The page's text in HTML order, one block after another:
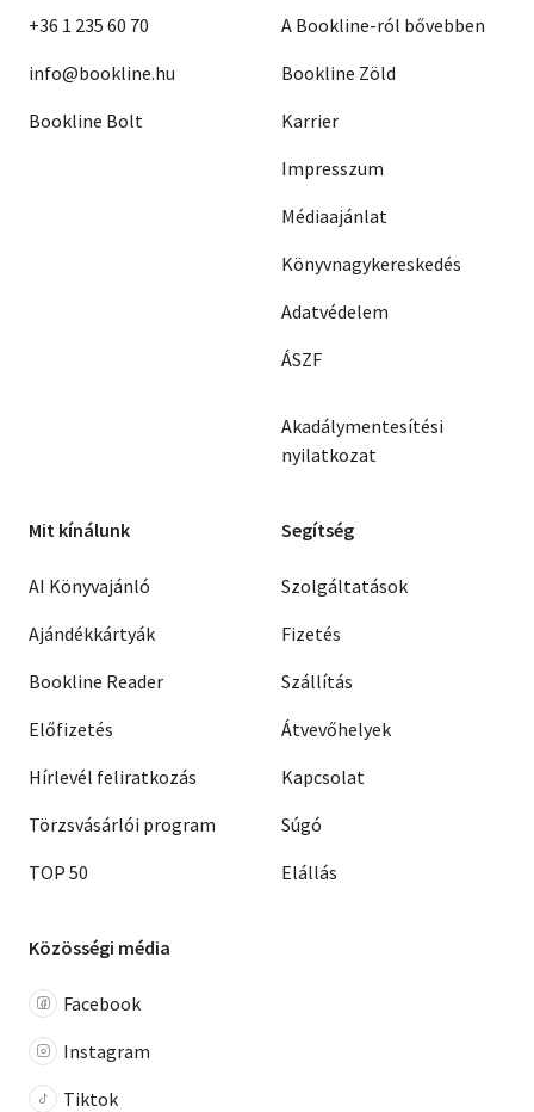
+36 1 235 60 70
info@bookline.hu
Bookline Bolt
A Bookline-ról bővebben
Bookline Zöld
Karrier
Impresszum
Médiaajánlat
Könyvnagykereskedés
Adatvédelem
ÁSZF
Akadálymentesítési
nyilatkozat
Mit kínálunk
AI Könyvajánló
Ajándékkártyák
Bookline Reader
Előfizetés
Hírlevél feliratkozás
Törzsvásárlói program
TOP 50
Segítség
Szolgáltatások
Fizetés
Szállítás
Átvevőhelyek
Kapcsolat
Súgó
Elállás
Közösségi média
Facebook
Instagram
Tiktok